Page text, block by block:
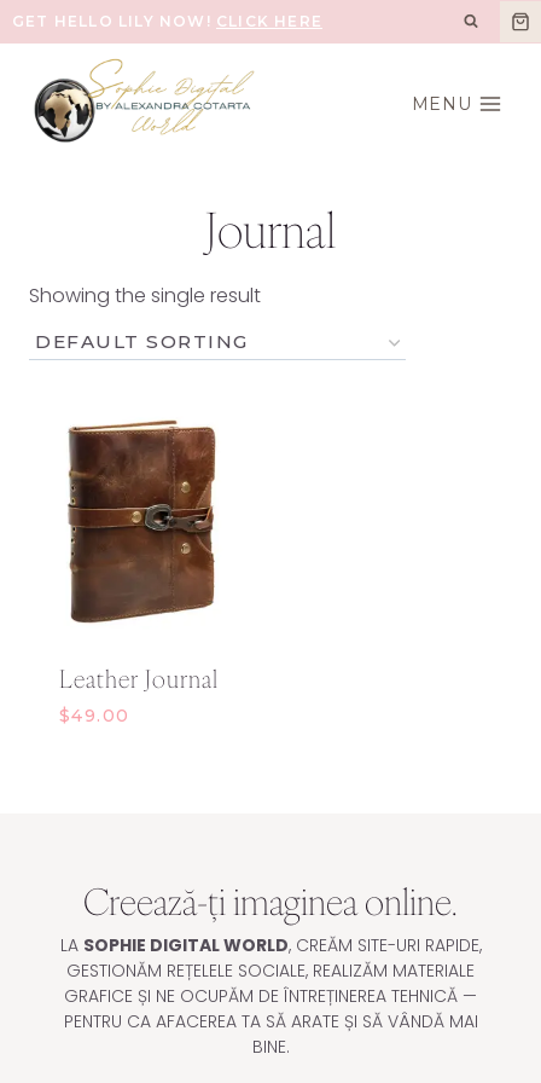
Skip
to
content
GET HELLO LILY NOW! CLICK HERE
MENU
Journal
Showing the single result
Leather Journal
$49.00
Creează-ți imaginea online.
LA SOPHIE DIGITAL WORLD, CREĂM SITE-URI RAPIDE,
GESTIONĂM REȚELELE SOCIALE, REALIZĂM MATERIALE
GRAFICE ȘI NE OCUPĂM DE ÎNTREȚINEREA TEHNICĂ —
PENTRU CA AFACEREA TA SĂ ARATE ȘI SĂ VÂNDĂ MAI
BINE.